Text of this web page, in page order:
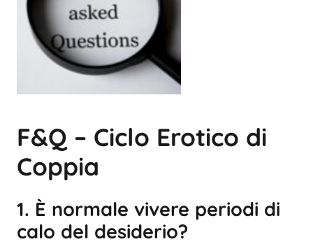
F&Q – Ciclo Erotico di
Coppia
1. È normale vivere periodi di
calo del desiderio?